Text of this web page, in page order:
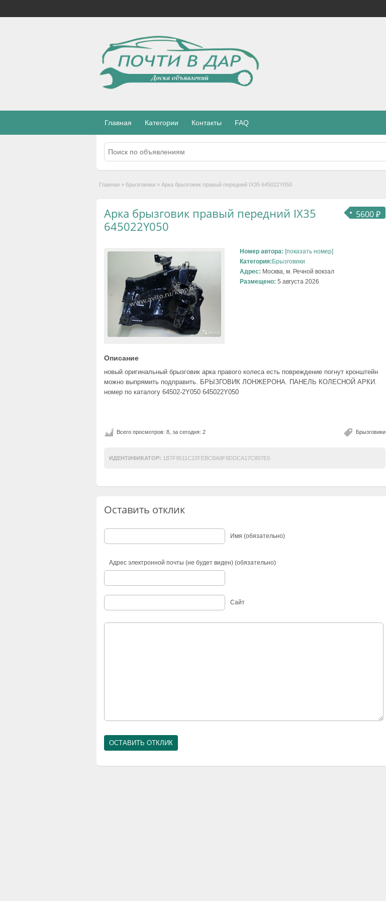
Главная Категории Контакты FAQ
Главная » Брызговики » Арка брызговик правый передний IX35 645022Y050
5600 ₽
Арка брызговик правый передний IX35
645022Y050
Номер автора: [показать номер]
Категория: Брызговики
Адрес: Москва, м. Речной вокзал
Размещено: 5 августа 2026
Описание
новый оригинальный брызговик арка правого колеса есть повреждение погнут кронштейн
можно выпрямить подправить. БРЫЗГОВИК ЛОНЖЕРОНА. ПАНЕЛЬ КОЛЕСНОЙ АРКИ.
номер по каталогу 64502-2Y050 645022Y050
Брызговики
Всего просмотров: 8, за сегодня: 2
ИДЕНТИФИКАТОР: 1B7F9511C22FEBCBA9F9DDCA17C807E0
Оставить отклик
Имя (обязательно)
Адрес электронной почты (не будет виден) (обязательно)
Сайт